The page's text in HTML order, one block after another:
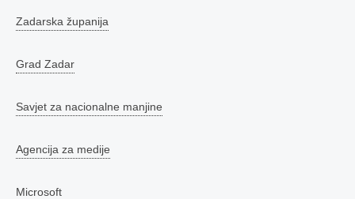
Zadarska županija
Grad Zadar
Savjet za nacionalne manjine
Agencija za medije
Microsoft